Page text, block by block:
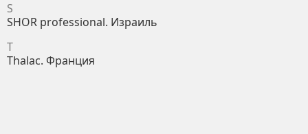
S
SHOR professional. Израиль
T
Thalac. Франция